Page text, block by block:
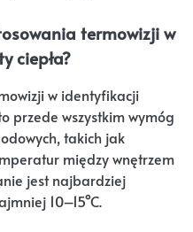
termowizji w
ciepła?
w identyfikacji
przede wszystkim wymóg
takich jak
między wnętrzem
jest najbardziej
10–15°C.